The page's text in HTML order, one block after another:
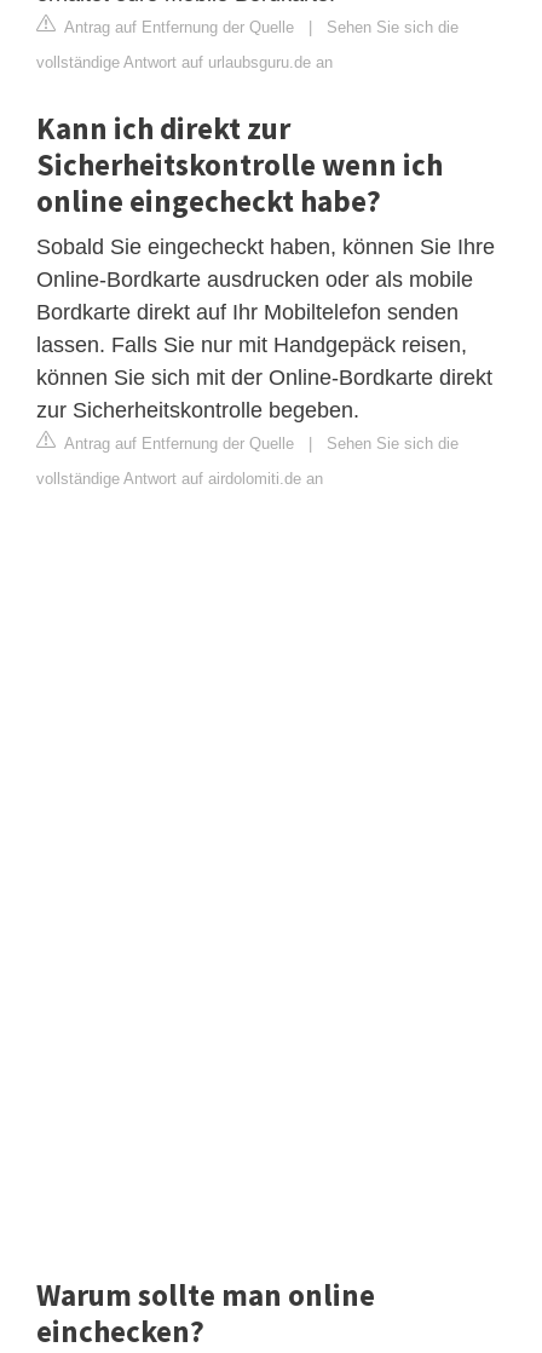
Antrag auf Entfernung der Quelle | Sehen Sie sich die
vollständige Antwort auf urlaubsguru.de an
Kann ich direkt zur
Sicherheitskontrolle wenn ich
online eingecheckt habe?
Sobald Sie eingecheckt haben, können Sie Ihre
Online-Bordkarte ausdrucken oder als mobile
Bordkarte direkt auf Ihr Mobiltelefon senden
lassen. Falls Sie nur mit Handgepäck reisen,
können Sie sich mit der Online-Bordkarte direkt
zur Sicherheitskontrolle begeben.
Antrag auf Entfernung der Quelle | Sehen Sie sich die
vollständige Antwort auf airdolomiti.de an
Warum sollte man online
einchecken?